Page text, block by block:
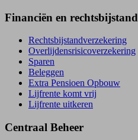
Financiën en rechtsbijstand
Rechtsbijstand­verzekering
Overlijdensrisico­verzekering
Sparen
Beleggen
Extra Pensioen Opbouw
Lijfrente komt vrij
Lijfrente uitkeren
Centraal Beheer